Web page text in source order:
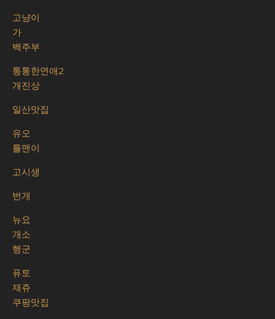
고냥이
가
백주부
통통한연애2
개진상
일산맛집
유오
틀맨이
고시생
번개
뉴요
개소
행군
퓨토
재쥬
쿠팡맛집